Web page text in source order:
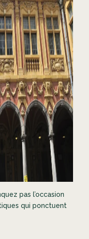
pas l’occasion
qui ponctuent